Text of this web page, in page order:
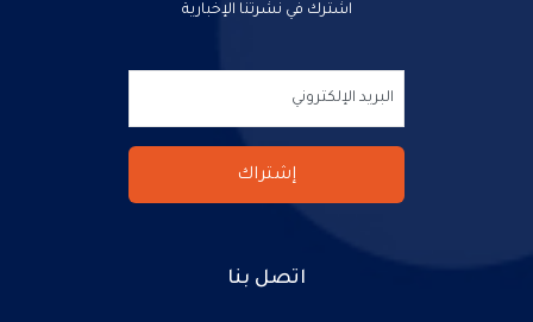
اشترك في نشرتنا الإخبارية
اتصل بنا